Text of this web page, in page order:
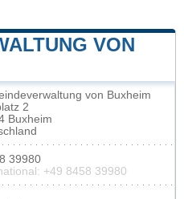
VON
von Buxheim
2
Buxheim
39980
+49 8458 39980